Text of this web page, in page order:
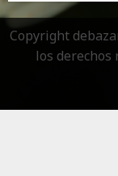
Copyright
los derechos